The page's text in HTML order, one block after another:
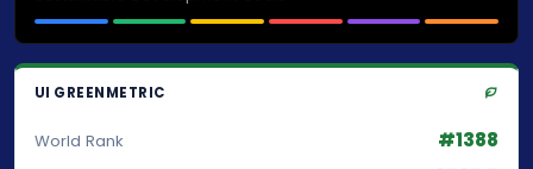
UI GREENMETRIC
World Rank #1388